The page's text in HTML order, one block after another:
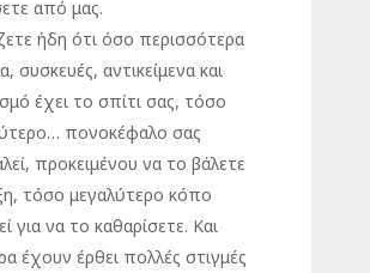
από μας.
ήδη ότι όσο περισσότερα
συσκευές, αντικείμενα και
έχει το σπίτι σας, τόσο
πονοκέφαλο σας
προκειμένου να το βάλετε
τόσο μεγαλύτερο κόπο
για να το καθαρίσετε. Και
έχουν έρθει πολλές στιγμές